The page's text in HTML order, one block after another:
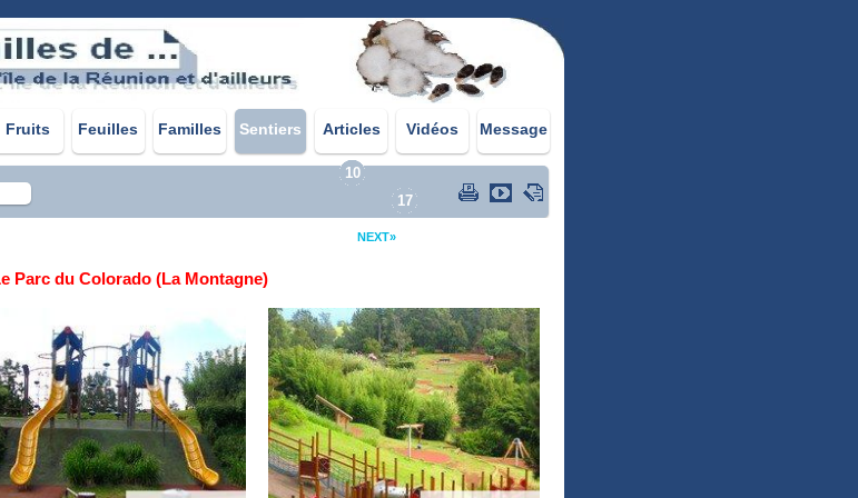
Fruits Feuilles Familles Sentiers Articles Vidéos Message
10
17
NEXT»
Le Parc du Colorado (La Montagne)